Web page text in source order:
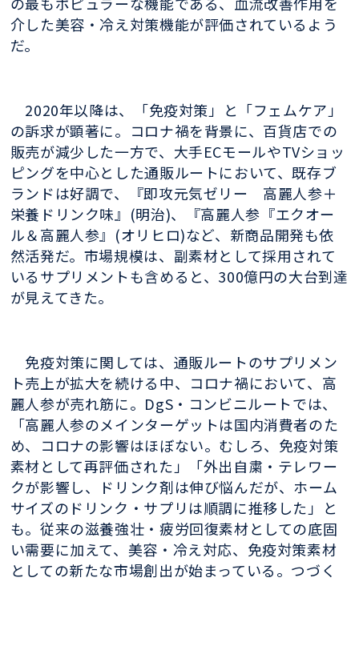
介した美容・冷え対策機能が評価されているよう
だ。
2020年以降は、「免疫対策」と「フェムケア」
の訴求が顕著に。コロナ禍を背景に、百貨店での
販売が減少した一方で、大手ECモールやTVショッ
ピングを中心とした通販ルートにおいて、既存ブ
ランドは好調で、『即攻元気ゼリー 高麗人参＋
栄養ドリンク味』 (明治)、『高麗人参『エクオー
ル＆高麗人参』 (オリヒロ)など、新商品開発も依
然活発だ。市場規模は、副素材として採用されて
いるサプリメントも含めると、 300億円の大台到達
が見えてきた。
免疫対策に関しては、通販ルートのサプリメン
ト売上が拡大を続ける中、コロナ禍において、高
麗人参が売れ筋に。 DgS ・コンビニルートでは、
「高麗人参のメインターゲットは国内消費者のた
め、コロナの影響はほぼない。むしろ、免疫対策
素材として再評価された」「外出自粛・テレワー
クが影響し、ドリンク剤は伸び悩んだが、ホーム
サイズのドリンク・サプリは順調に推移した」と
も。従来の滋養強壮・疲労回復素材としての底固
い需要に加えて、美容・冷え対応、免疫対策素材
としての新たな市場創出が始まっている。つづく